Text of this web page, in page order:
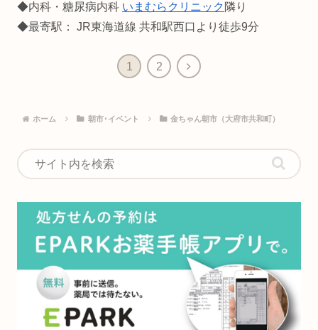
◆内科・糖尿病内科 いまむらクリニック 隣り
◆最寄駅： JR東海道線 共和駅西口より徒歩9分
1 2
ホーム 朝市･イベント 金ちゃん朝市（大府市共和町）